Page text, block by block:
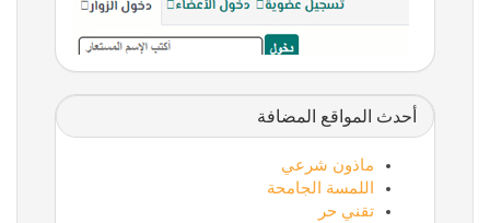
أحدث المواقع المضافة
ماذون شرعي
اللمسة الجامحة
تقني حر